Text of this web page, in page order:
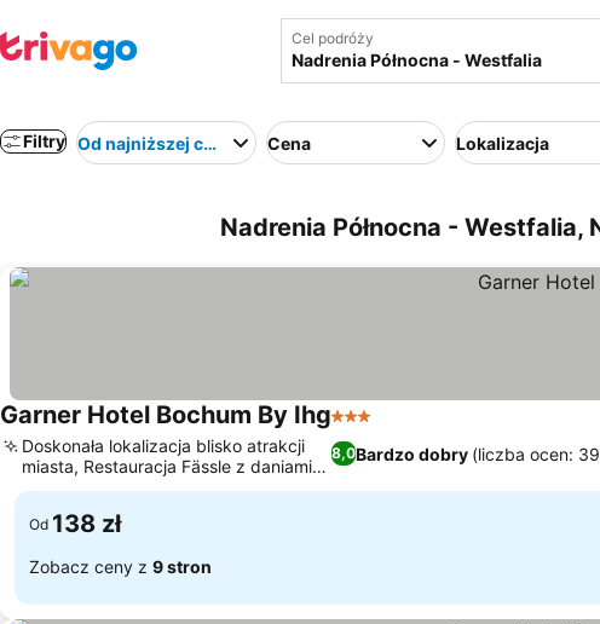
Cel podróży
Filtry Od najniższej ceny Cena Lokalizacja
Nadrenia Północna - Westfalia,
Garner Hotel Bochum By Ihg3 Kategoria
8,0Bardzo dobry (liczba ocen:
Doskonała lokalizacja blisko atrakcji
miasta, Restauracja Fässle z daniami
regionalnymi
Od 138 zł
Zobacz ceny z 9 stron